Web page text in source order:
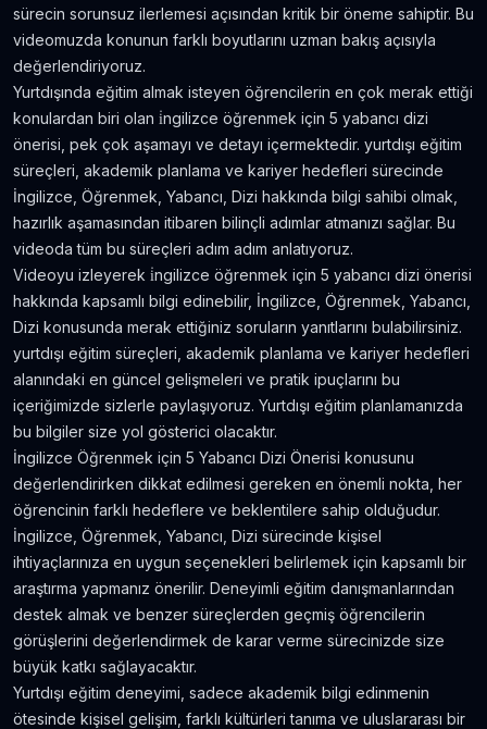
Avustralya’da Çekilmiş 7 Efsane Film
Film ve Dizi İzleyerek İngilizce Öğrenmek
İsteyenlere Tavsiyeler
Amerika'da Teknoloji Alışverişi ve Elektronik
Eşya Fiyatları
5.636gör.neredeyse 9 yıl önce
Kanada’da İyi Para Kazandıran 10 İş
5.381gör.yaklaşık 8 yıl önce
Dil Öğrenmeye Nereden Başlamalı?
4.815gör. neredeyse 8 yıl önce
Kanada Aylık Yaşam Masrafları | Toronto Pahalı
Mı?
4.809 gör.8 yıldan fazla önce
sürecin sorunsuz ilerlemesi açısından kritik bir öneme sahiptir. Bu
videomuzda konunun farklı boyutlarını uzman bakış açısıyla
değerlendiriyoruz.
Yurtdışında eğitim almak isteyen öğrencilerin en çok merak ettiği
konulardan biri olan i̇ngilizce öğrenmek için 5 yabancı dizi
önerisi, pek çok aşamayı ve detayı içermektedir. yurtdışı eğitim
süreçleri, akademik planlama ve kariyer hedefleri sürecinde
İngilizce, Öğrenmek, Yabancı, Dizi hakkında bilgi sahibi olmak,
hazırlık aşamasından itibaren bilinçli adımlar atmanızı sağlar. Bu
videoda tüm bu süreçleri adım adım anlatıyoruz.
Videoyu izleyerek i̇ngilizce öğrenmek için 5 yabancı dizi önerisi
hakkında kapsamlı bilgi edinebilir, İngilizce, Öğrenmek, Yabancı,
Dizi konusunda merak ettiğiniz soruların yanıtlarını bulabilirsiniz.
yurtdışı eğitim süreçleri, akademik planlama ve kariyer hedefleri
alanındaki en güncel gelişmeleri ve pratik ipuçlarını bu
içeriğimizde sizlerle paylaşıyoruz. Yurtdışı eğitim planlamanızda
bu bilgiler size yol gösterici olacaktır.
İngilizce Öğrenmek için 5 Yabancı Dizi Önerisi konusunu
değerlendirirken dikkat edilmesi gereken en önemli nokta, her
öğrencinin farklı hedeflere ve beklentilere sahip olduğudur.
İngilizce, Öğrenmek, Yabancı, Dizi sürecinde kişisel
ihtiyaçlarınıza en uygun seçenekleri belirlemek için kapsamlı bir
araştırma yapmanız önerilir. Deneyimli eğitim danışmanlarından
destek almak ve benzer süreçlerden geçmiş öğrencilerin
görüşlerini değerlendirmek de karar verme sürecinizde size
büyük katkı sağlayacaktır.
Yurtdışı eğitim deneyimi, sadece akademik bilgi edinmenin
ötesinde kişisel gelişim, farklı kültürleri tanıma ve uluslararası bir